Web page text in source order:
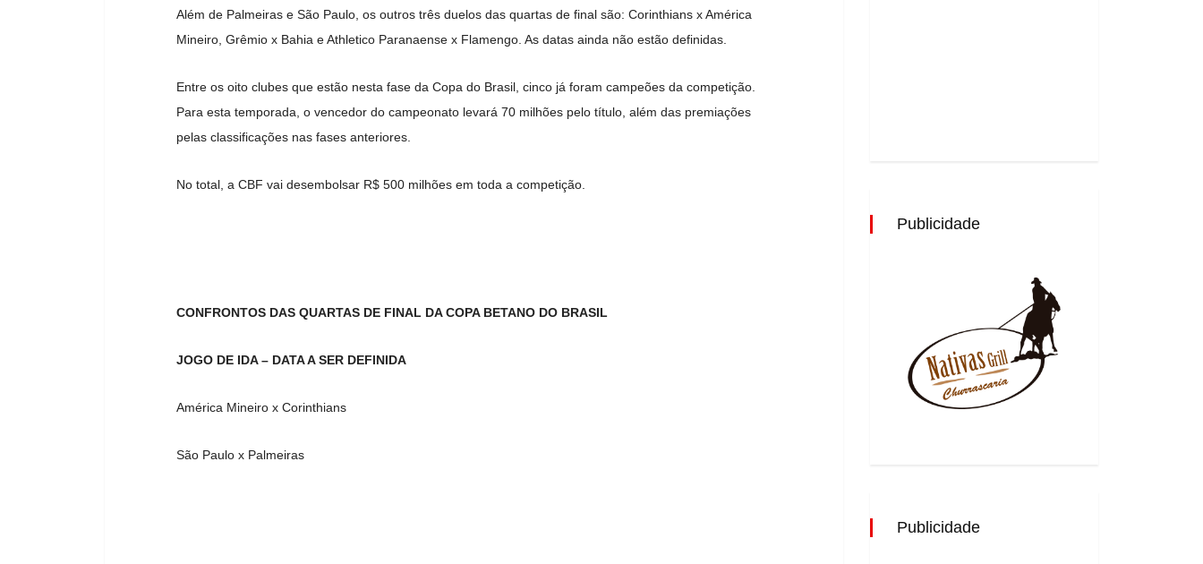
Além de Palmeiras e São Paulo, os outros três duelos das quartas de final são: Corinthians x América
Mineiro, Grêmio x Bahia e Athletico Paranaense x Flamengo. As datas ainda não estão definidas.
Entre os oito clubes que estão nesta fase da Copa do Brasil, cinco já foram campeões da competição.
Para esta temporada, o vencedor do campeonato levará 70 milhões pelo título, além das premiações
pelas classificações nas fases anteriores.
No total, a CBF vai desembolsar R$ 500 milhões em toda a competição.
CONFRONTOS DAS QUARTAS DE FINAL DA COPA BETANO DO BRASIL
JOGO DE IDA – DATA A SER DEFINIDA
América Mineiro x Corinthians
São Paulo x Palmeiras
Publicidade
Publicidade